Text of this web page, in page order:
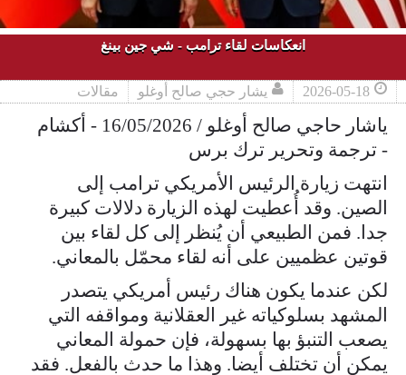
انعكاسات لقاء ترامب - شي جين بينغ
2026-05-18 يشار حجي صالح أوغلو مقالات
ياشار حاجي صالح أوغلو / 16/05/2026 - أكشام
- ترجمة وتحرير ترك برس
انتهت زيارة الرئيس الأمريكي ترامب إلى
الصين. وقد أُعطيت لهذه الزيارة دلالات كبيرة
جدا. فمن الطبيعي أن يُنظر إلى كل لقاء بين
قوتين عظميين على أنه لقاء محمّل بالمعاني.
لكن عندما يكون هناك رئيس أمريكي يتصدر
المشهد بسلوكياته غير العقلانية ومواقفه التي
يصعب التنبؤ بها بسهولة، فإن حمولة المعاني
يمكن أن تختلف أيضا. وهذا ما حدث بالفعل. فقد